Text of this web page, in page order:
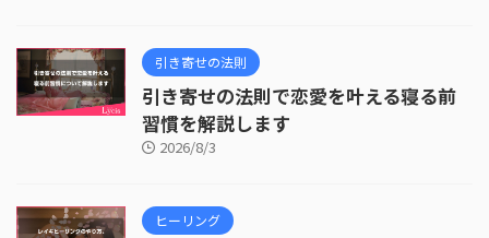
引き寄せの法則
引き寄せの法則で恋愛を叶える寝る前
習慣を解説します
2026/8/3
ヒーリング